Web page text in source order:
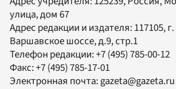
улица, дом 67
Адрес редакции и издателя: 117105, г.
Варшавское шоссе, д.9, стр.1
Телефон редакции:+7 (495) 785-00-12
Факс:+7 (495) 785-17-01
Электронная почта: gazeta@gazeta.ru